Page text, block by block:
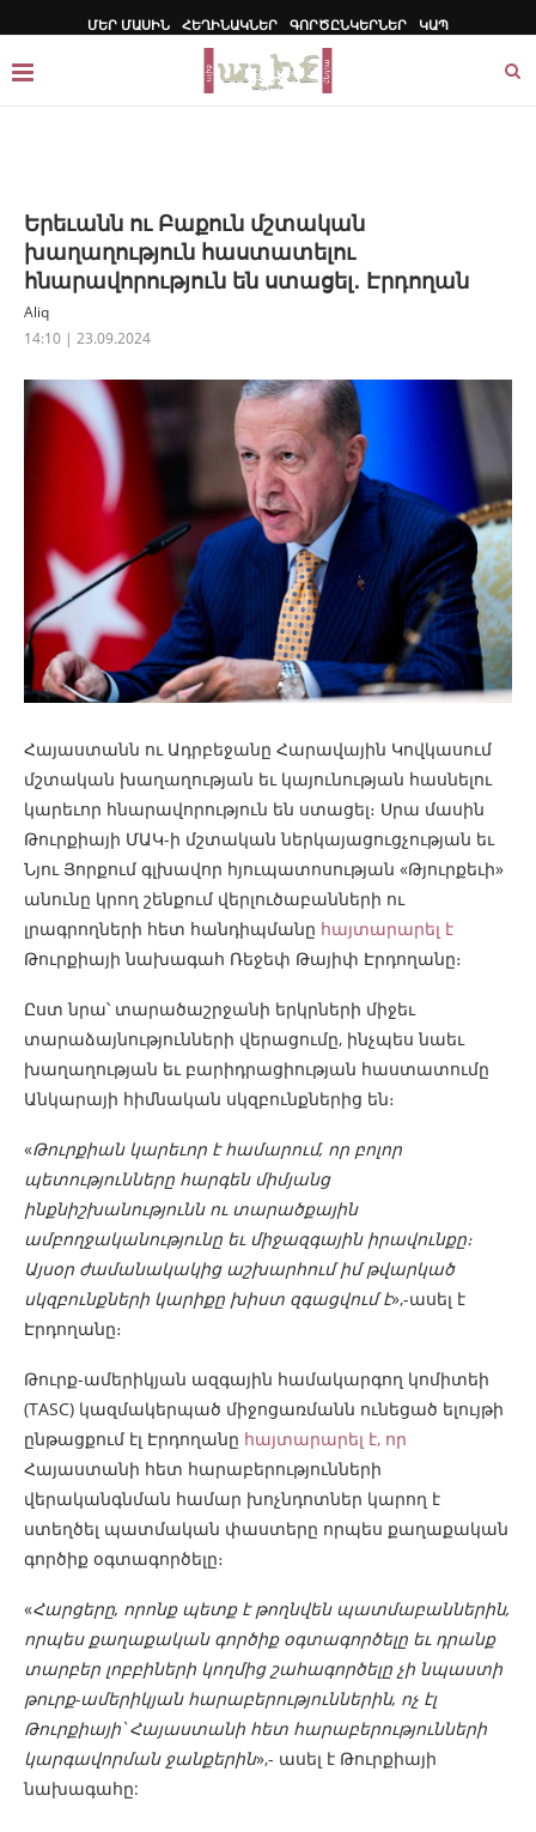
ՄԵՐ ՄԱՍԻՆ ՀԵՂԻՆԱԿՆԵՐ ԳՈՐԾԸՆԿԵՐՆԵՐ ԿԱՊ
Երեւանն ու Բաքուն մշտական
խաղաղություն հաստատելու
հնարավորություն են ստացել․ Էրդողան
Aliq
14:10 | 23.09.2024
Հայաստանն ու Ադրբեջանը Հարավային Կովկասում
մշտական խաղաղության եւ կայունության հասնելու
կարեւոր հնարավորություն են ստացել։ Սրա մասին
Թուրքիայի ՄԱԿ-ի մշտական ներկայացուցչության եւ
Նյու Յորքում գլխավոր հյուպատոսության «Թյուրքեւի»
անունը կրող շենքում վերլուծաբանների ու
լրագրողների հետ հանդիպմանը հայտարարել է
Թուրքիայի նախագահ Ռեջեփ Թայիփ Էրդողանը։
Ըստ նրա՝ տարածաշրջանի երկրների միջեւ
տարաձայնությունների վերացումը, ինչպես նաեւ
խաղաղության եւ բարիդրացիության հաստատումը
Անկարայի հիմնական սկզբունքներից են։
«Թուրքիան կարեւոր է համարում, որ բոլոր
պետությունները հարգեն միմյանց
ինքնիշխանությունն ու տարածքային
ամբողջականությունը եւ միջազգային իրավունքը։
Այսօր ժամանակակից աշխարհում իմ թվարկած
սկզբունքների կարիքը խիստ զգացվում է»,-ասել է
Էրդողանը։
Թուրք-ամերիկյան ազգային համակարգող կոմիտեի
(TASC) կազմակերպած միջոցառմանն ունեցած ելույթի
ընթացքում էլ Էրդողանը հայտարարել է, որ
Հայաստանի հետ հարաբերությունների
վերականգնման համար խոչնդոտներ կարող է
ստեղծել պատմական փաստերը որպես քաղաքական
գործիք օգտագործելը։
«Հարցերը, որոնք պետք է թողնվեն պատմաբաններին,
որպես քաղաքական գործիք օգտագործելը եւ դրանք
տարբեր լոբբիների կողմից շահագործելը չի ​​նպաստի
թուրք-ամերիկյան հարաբերություններին, ոչ էլ
Թուրքիայի՝ Հայաստանի հետ հարաբերությունների
կարգավորման ջանքերին»,- ասել է Թուրքիայի
նախագահը: